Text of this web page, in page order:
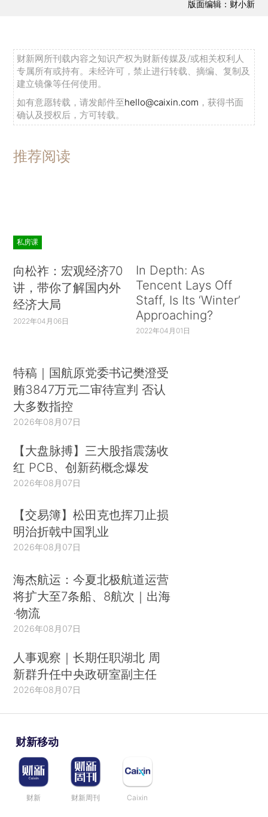
版面编辑：财小新
财新网所刊载内容之知识产权为财新传媒及/或相关权利人
专属所有或持有。未经许可，禁止进行转载、摘编、复制及
建立镜像等任何使用。
如有意愿转载，请发邮件至hello@caixin.com ，获得书面
确认及授权后，方可转载。
推荐阅读
私房课
向松祚：宏观经济70
讲，带你了解国内外
经济大局
2022年04月06日
In Depth: As
Tencent Lays Off
Staff, Is Its ‘Winter’
Approaching?
2022年04月01日
特稿｜国航原党委书记樊澄受
贿3847万元二审待宣判 否认
大多数指控
2026年08月07日
【大盘脉搏】三大股指震荡收
红 PCB、创新药概念爆发
2026年08月07日
【交易簿】松田克也挥刀止损
明治折戟中国乳业
2026年08月07日
海杰航运：今夏北极航道运营
将扩大至7条船、8航次｜出海
·物流
2026年08月07日
人事观察｜长期任职湖北 周
新群升任中央政研室副主任
2026年08月07日
财新移动
财新 财新周刊 Caixin